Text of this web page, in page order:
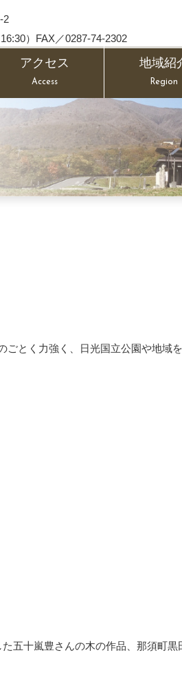
2
）FAX／0287-74-2302
アクセス
Access
地域紹
Region
とく力強く、日光国立公園や地域
五十嵐豊さんの木の作品、那須町黒